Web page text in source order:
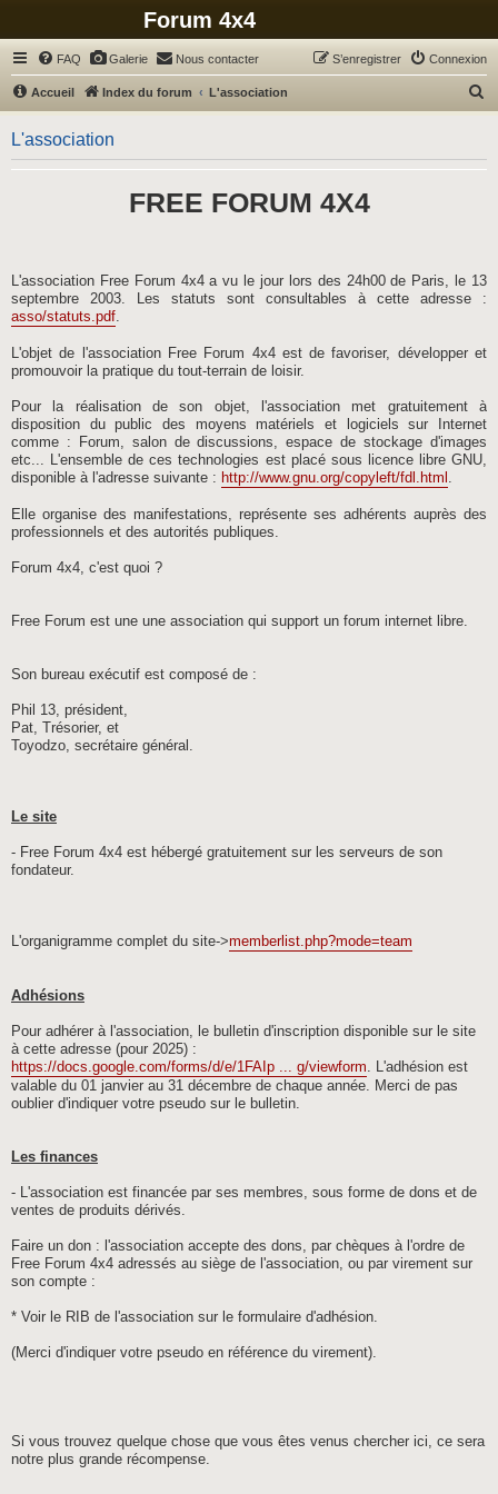
Forum 4x4
FAQ Galerie Nous contacter Connexion
S’enregistrer
Accueil Index du forum L'association
h
h
L'association
FREE FORUM 4X4
L'association Free Forum 4x4 a vu le jour lors des 24h00 de Paris, le 13
septembre 2003. Les statuts sont consultables à cette adresse :
asso/statuts.pdf.
L'objet de l'association Free Forum 4x4 est de favoriser, développer et
promouvoir la pratique du tout-terrain de loisir.
Pour la réalisation de son objet, l'association met gratuitement à
disposition du public des moyens matériels et logiciels sur Internet
comme : Forum, salon de discussions, espace de stockage d'images
etc... L'ensemble de ces technologies est placé sous licence libre GNU,
disponible à l'adresse suivante : http://www.gnu.org/copyleft/fdl.html .
Elle organise des manifestations, représente ses adhérents auprès des
professionnels et des autorités publiques.
Forum 4x4, c'est quoi ?
Free Forum est une une association qui support un forum internet libre.
Son bureau exécutif est composé de :
Phil 13, président,
Pat, Trésorier, et
Toyodzo, secrétaire général.
Le site
- Free Forum 4x4 est hébergé gratuitement sur les serveurs de son
fondateur.
L'organigramme complet du site->memberlist.php?mode=team
Adhésions
Pour adhérer à l'association, le bulletin d'inscription disponible sur le site
à cette adresse (pour 2025) :
https://docs.google.com/forms/d/e/1FAIp ... g/viewform. L'adhésion est
valable du 01 janvier au 31 décembre de chaque année. Merci de pas
oublier d'indiquer votre pseudo sur le bulletin.
Les finances
- L'association est financée par ses membres, sous forme de dons et de
ventes de produits dérivés.
Faire un don : l'association accepte des dons, par chèques à l'ordre de
Free Forum 4x4 adressés au siège de l'association, ou par virement sur
son compte :
* Voir le RIB de l'association sur le formulaire d'adhésion.
(Merci d'indiquer votre pseudo en référence du virement).
Si vous trouvez quelque chose que vous êtes venus chercher ici, ce sera
notre plus grande récompense.